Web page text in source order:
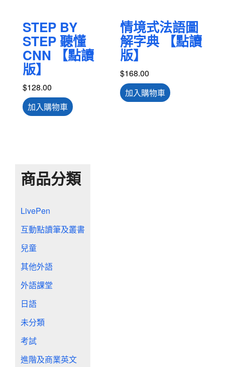
STEP BY
STEP 聽懂
CNN 【點讀
版】
$128.00
加入購物車
情境式法語圖
解字典 【點讀
版】
$168.00
加入購物車
商品分類
LivePen
互動點讀筆及叢書
兒童
其他外語
外語課堂
日語
未分類
考試
進階及商業英文